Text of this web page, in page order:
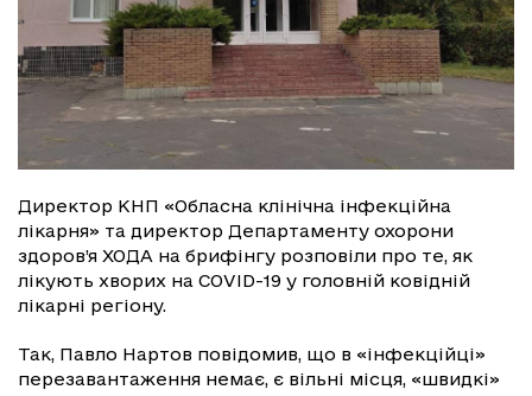
Директор КНП «Обласна клінічна інфекційна
лікарня» та директор Департаменту охорони
здоров’я ХОДА на брифінгу розповіли про те, як
лікують хворих на COVID-19 у головній ковідній
лікарні регіону.
Так, Павло Нартов повідомив, що в «інфекційці»
перезавантаження немає, є вільні місця, «швидкі»